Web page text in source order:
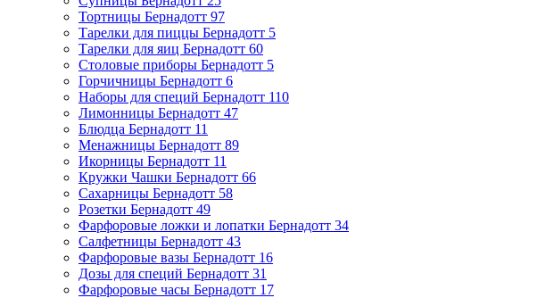
Тортницы Бернадотт 97
Тарелки для пиццы Бернадотт 5
Тарелки для яиц Бернадотт 60
Столовые приборы Бернадотт 5
Горчичницы Бернадотт 6
Наборы для специй Бернадотт 110
Лимонницы Бернадотт 47
Блюдца Бернадотт 11
Менажницы Бернадотт 89
Икорницы Бернадотт 11
Кружки Чашки Бернадотт 66
Сахарницы Бернадотт 58
Розетки Бернадотт 49
Фарфоровые ложки и лопатки Бернадотт 34
Салфетницы Бернадотт 43
Фарфоровые вазы Бернадотт 16
Дозы для специй Бернадотт 31
Фарфоровые часы Бернадотт 17